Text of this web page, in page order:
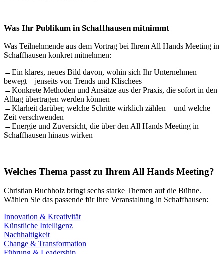
Was Ihr Publikum in Schaffhausen mitnimmt
Was Teilnehmende aus dem Vortrag bei Ihrem All Hands Meeting in
Schaffhausen konkret mitnehmen:
→Ein klares, neues Bild davon, wohin sich Ihr Unternehmen
bewegt – jenseits von Trends und Klischees
→Konkrete Methoden und Ansätze aus der Praxis, die sofort in den
Alltag übertragen werden können
→Klarheit darüber, welche Schritte wirklich zählen – und welche
Zeit verschwenden
→Energie und Zuversicht, die über den All Hands Meeting in
Schaffhausen hinaus wirken
Welches Thema passt zu Ihrem All Hands Meeting?
Christian Buchholz bringt sechs starke Themen auf die Bühne.
Wählen Sie das passende für Ihre Veranstaltung in Schaffhausen:
Innovation & Kreativität
Künstliche Intelligenz
Nachhaltigkeit
Change & Transformation